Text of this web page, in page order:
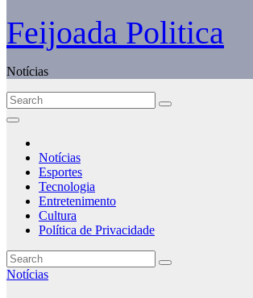
Feijoada Politica
Notícias
Notícias
Esportes
Tecnologia
Entretenimento
Cultura
Política de Privacidade
Notícias